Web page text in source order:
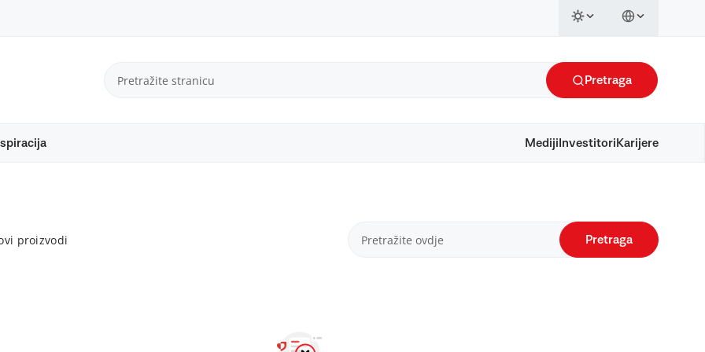
Pretraga
Mediji Investitori Karijere
proizvodi Pretraga